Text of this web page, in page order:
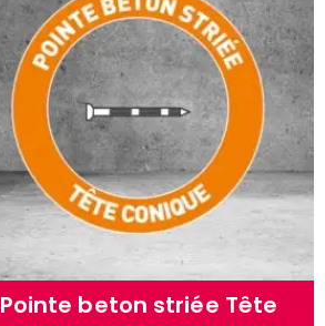
Pointe beton striée Tête